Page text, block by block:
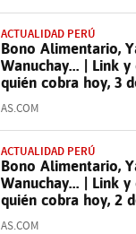
ACTUALIDAD PERÚ
Bono Alimentario,
Wanuchay... | Link
quién cobra hoy, 3
AS.COM
ACTUALIDAD PERÚ
Bono Alimentario,
Wanuchay... | Link
quién cobra hoy, 2
AS.COM